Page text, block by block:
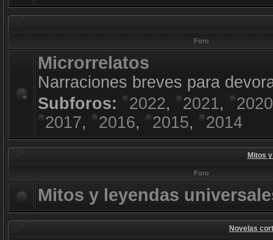
Foro
Microrrelatos
Narraciones breves para
Subforos:
2022, 2021,
2020
2017, 2016, 2015, 2014
Mitos
Foro
Mitos y leyendas
Novelas